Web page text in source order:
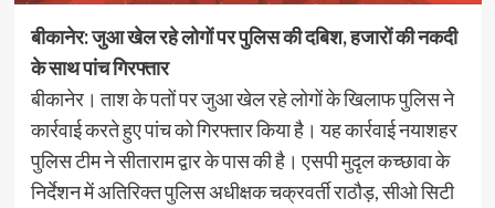
बीकानेर: जुआ खेल रहे लोगों पर पुलिस की दबिश, हजारों की नकदी
के साथ पांच गिरफ्तार
बीकानेर। ताश के पतों पर जुआ खेल रहे लोगों के खिलाफ पुलिस ने
कार्रवाई करते हुए पांच को गिरफ्तार किया है। यह कार्रवाई नयाशहर
पुलिस टीम ने सीताराम द्वार के पास की है। एसपी मुदृल कच्छावा के
निर्देशन में अतिरिक्त पुलिस अधीक्षक चक्रवर्ती राठौड़, सीओ सिटी